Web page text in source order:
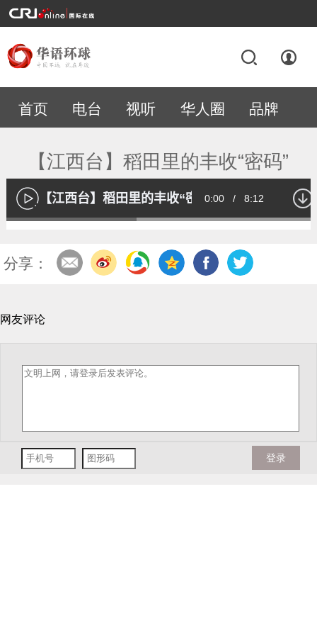
首页 电台 视听 华人圈 品牌
专题【江西台】稻田里的丰收“密码”
播
放
【江西台】稻田里的丰收“密码”Current
0:00 / Duration
8:12
Loaded:
分享：
网友评论
登录